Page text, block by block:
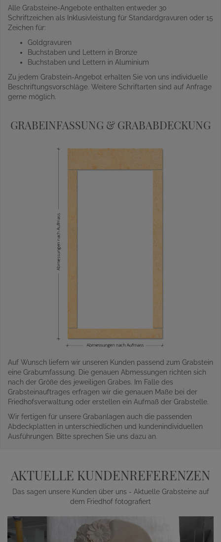
Alle Grabsteine-Angebote enthalten entweder 30
Schriftzeichen als Inklusivleistung für Standardgravuren oder 15
Zeichen für:
Goldgravuren
Buchstaben und Lettern in Bronze
Buchstaben und Lettern in Aluminium
Zu jedem Grabstein-Angebot erhalten Sie von uns individuelle
Beschriftungsvorschläge. Weitere Schriftarten sind auf Anfrage
gerne möglich.
GRABEINFASSUNG & GRABABDECKUNG
Auf Wunsch liefern wir unseren Kunden passend zum Grabstein
eine Grabumfassung. Die genauen Abmessungen richten sich
nach der Größe des jeweiligen Grabes. Im Falle des
Grabsteinauftrages erfragen wir die genauen Maße bei der
Friedhofsverwaltung oder erstellen ein Aufmaß der Grabstelle.
Wir fertigen für unsere Grabanlagen auch die passenden
Abdeckplatten in unterschiedlichen und kundenindividuellen
Ausführungen. Bitte sprechen Sie uns dazu an.
AKTUELLE KUNDENREFERENZEN
Das sagen unsere Kunden über uns - Aktuelle Grabsteine auf
dem Friedhof fotografiert